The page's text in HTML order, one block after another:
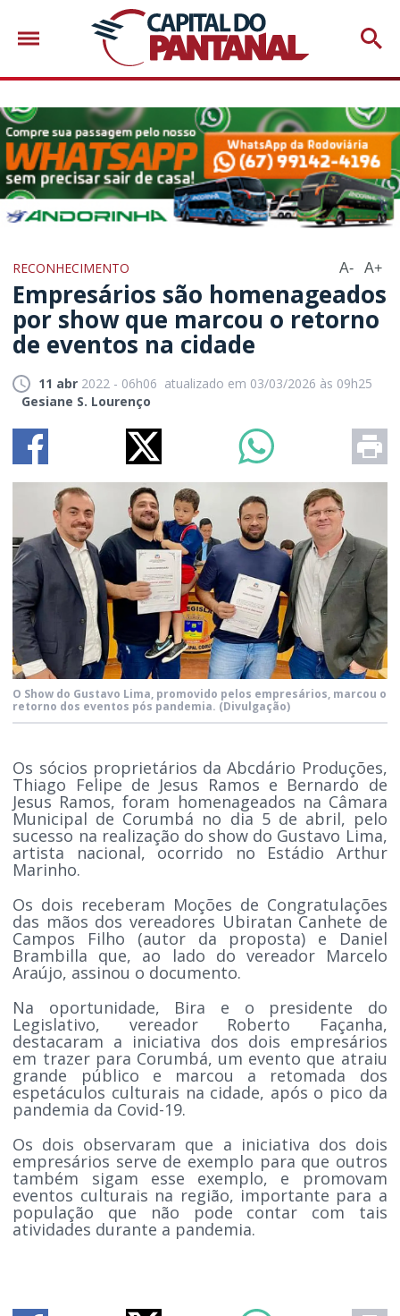
RECONHECIMENTO A- A+
Empresários são homenageados
por show que marcou o retorno
de eventos na cidade
11 abr 2022 - 06h06 atualizado em 03/03/2026 às 09h25
Gesiane S. Lourenço
O Show do Gustavo Lima, promovido pelos empresários, marcou o
retorno dos eventos pós pandemia. (Divulgação)
Os sócios proprietários da Abcdário Produções,
Thiago Felipe de Jesus Ramos e Bernardo de
Jesus Ramos, foram homenageados na Câmara
Municipal de Corumbá no dia 5 de abril, pelo
sucesso na realização do show do Gustavo Lima,
artista nacional, ocorrido no Estádio Arthur
Marinho.
Os dois receberam Moções de Congratulações
das mãos dos vereadores Ubiratan Canhete de
Campos Filho (autor da proposta) e Daniel
Brambilla que, ao lado do vereador Marcelo
Araújo, assinou o documento.
Na oportunidade, Bira e o presidente do
Legislativo, vereador Roberto Façanha,
destacaram a iniciativa dos dois empresários
em trazer para Corumbá, um evento que atraiu
grande público e marcou a retomada dos
espetáculos culturais na cidade, após o pico da
pandemia da Covid-19.
Os dois observaram que a iniciativa dos dois
empresários serve de exemplo para que outros
também sigam esse exemplo, e promovam
eventos culturais na região, importante para a
população que não pode contar com tais
atividades durante a pandemia.